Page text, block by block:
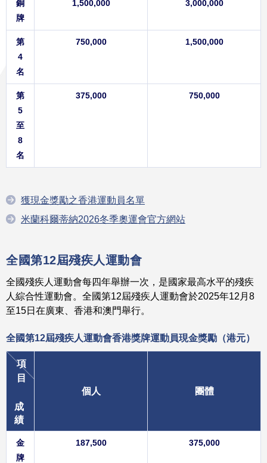
銅
牌
1,500,000 3,000,000
第
4
名
750,000 1,500,000
第
5
至
8
名
375,000 750,000
獲現金獎勵之香港運動員名單
米蘭科爾蒂納2026冬季奧運會官方網站
全國第12屆殘疾人運動會
全國殘疾人運動會每四年舉辦一次，是國家最高水平的殘疾
人綜合性運動會。全國第12屆殘疾人運動會於2025年12月8
至15日在廣東、香港和澳門舉行。
全國第12屆殘疾人運動會香港獎牌運動員現金獎勵（港元）
項
目
成
績
個人 團體
金
牌
187,500 375,000